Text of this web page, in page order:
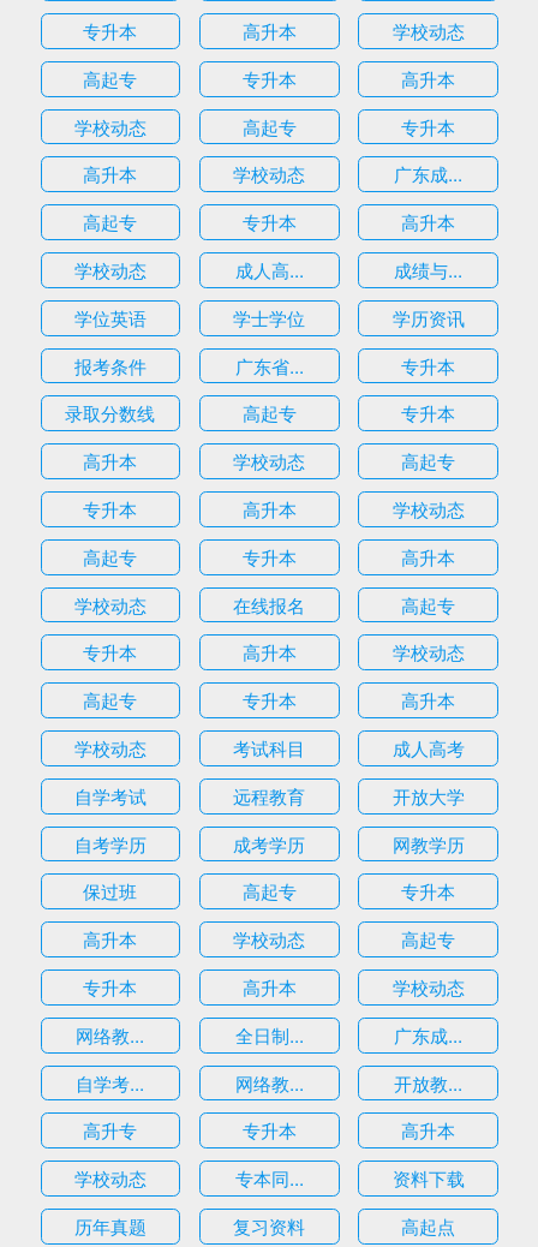
专升本
高升本
学校动态
高起专
专升本
高升本
学校动态
高起专
专升本
高升本
学校动态
广东成...
高起专
专升本
高升本
学校动态
成人高...
成绩与...
学位英语
学士学位
学历资讯
报考条件
广东省...
专升本
录取分数线
高起专
专升本
高升本
学校动态
高起专
专升本
高升本
学校动态
高起专
专升本
高升本
学校动态
在线报名
高起专
专升本
高升本
学校动态
高起专
专升本
高升本
学校动态
考试科目
成人高考
自学考试
远程教育
开放大学
自考学历
成考学历
网教学历
保过班
高起专
专升本
高升本
学校动态
高起专
专升本
高升本
学校动态
网络教...
全日制...
广东成...
自学考...
网络教...
开放教...
高升专
专升本
高升本
学校动态
专本同...
资料下载
历年真题
复习资料
高起点